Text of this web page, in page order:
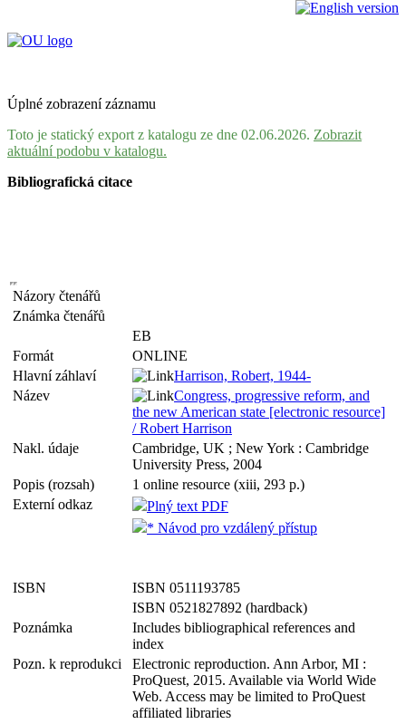
Úplné zobrazení záznamu
Toto je statický export z katalogu ze dne 02.06.2026. Zobrazit
aktuální podobu v katalogu.
Bibliografická citace
Názory čtenářů
Známka čtenářů
EB
Formát
ONLINE
Hlavní záhlaví
Harrison, Robert, 1944-
Název
Congress, progressive reform, and
the new American state [electronic resource]
/ Robert Harrison
Nakl. údaje
Cambridge, UK ; New York : Cambridge
University Press, 2004
Popis (rozsah)
1 online resource (xiii, 293 p.)
Externí odkaz
Plný text PDF
* Návod pro vzdálený přístup
ISBN
ISBN 0511193785
ISBN 0521827892 (hardback)
Poznámka
Includes bibliographical references and
index
Pozn. k reprodukci
Electronic reproduction. Ann Arbor, MI :
ProQuest, 2015. Available via World Wide
Web. Access may be limited to ProQuest
affiliated libraries